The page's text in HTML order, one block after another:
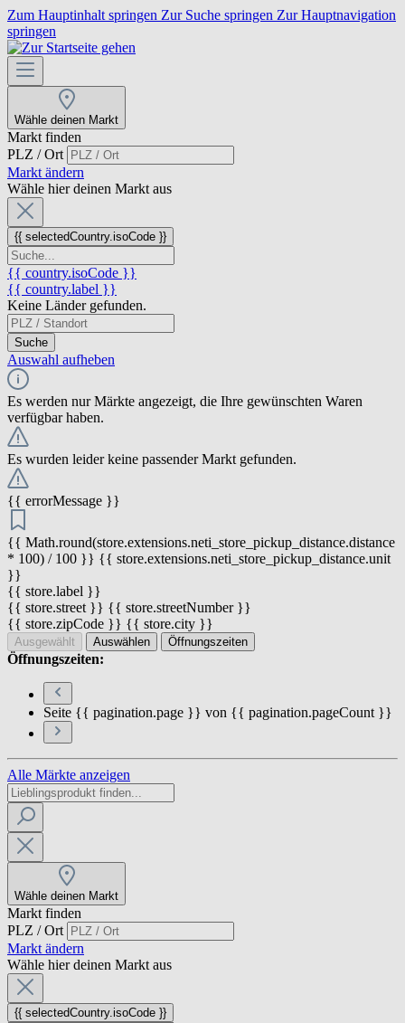
Zum Hauptinhalt springen Zur Suche springen Zur Hauptnavigation
springen
Wähle deinen Markt
Markt finden
PLZ / Ort
Markt ändern
Wähle hier deinen Markt aus
{{ selectedCountry.isoCode }}
{{ country.isoCode }}
{{ country.label }}
Keine Länder gefunden.
Suche
Auswahl aufheben
Es werden nur Märkte angezeigt, die Ihre gewünschten Waren
verfügbar haben.
Es wurden leider keine passender Markt gefunden.
{{ errorMessage }}
{{ Math.round(store.extensions.neti_store_pickup_distance.distance
* 100) / 100 }} {{ store.extensions.neti_store_pickup_distance.unit
}}
{{ store.label }}
{{ store.street }} {{ store.streetNumber }}
{{ store.zipCode }} {{ store.city }}
Ausgewählt Auswählen Öffnungszeiten
Öffnungszeiten:
Seite {{ pagination.page }} von {{ pagination.pageCount }}
Alle Märkte anzeigen
Wähle deinen Markt
Markt finden
PLZ / Ort
Markt ändern
Wähle hier deinen Markt aus
{{ selectedCountry.isoCode }}